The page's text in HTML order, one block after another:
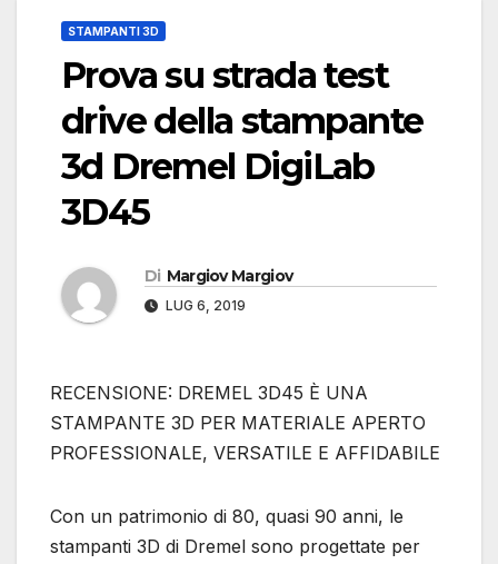
STAMPANTI 3D
Prova su strada test
drive della stampante
3d Dremel DigiLab
3D45
Di Margiov Margiov
LUG 6, 2019
RECENSIONE: DREMEL 3D45 È UNA
STAMPANTE 3D PER MATERIALE APERTO
PROFESSIONALE, VERSATILE E AFFIDABILE
Con un patrimonio di 80, quasi 90 anni, le
stampanti 3D di Dremel sono progettate per